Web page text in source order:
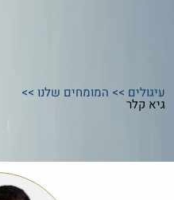
עיגולים >> המומחים שלנו >>
גיא קלר